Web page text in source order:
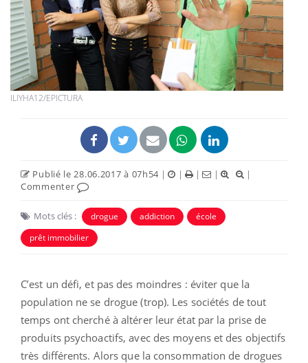
ILIYHA12/EPICTURA
Publié le 28.06.2017 à 07h54 | | | |
|
Commenter
Mots clés : drogue addiction
école
prêt immobilier
C’est un défi, et pas des moindres : éviter que la
population ne se drogue (trop). Les sociétés de tout
temps ont cherché à altérer leur état par la prise de
produits psychoactifs, avec des moyens et des objectifs
très différents. Alors que la consommation de drogues